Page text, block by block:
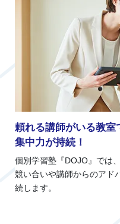
頼れる講師がいる教室
集中力が持続！
個別学習塾『DOJO』では
競い合いや講師からのアド
続します。